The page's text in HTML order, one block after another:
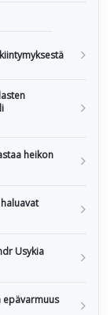
heikon
Usykia
epävarmuus